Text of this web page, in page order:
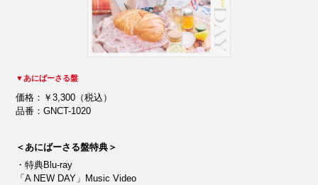
▼あにばーさる盤
価格：￥3,300（税込）
品番：GNCT-1020
＜あにばーさる盤特典＞
・特典Blu-ray
「A NEW DAY」Music Video